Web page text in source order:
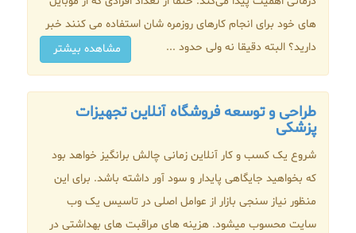
های خود برای انجام کارهای روزمره شان استفاده می کنند خبر
دارید؟ البته دقیقا نه ولی حدود ...
مشاهده بیشتر
طراحی و توسعه فروشگاه آنلاین تجهیزات
پزشکی
شروع یک کسب و کار آنلاین زمانی چالش برانگیز خواهد بود
که بخواهید جایگاهی پایدار و سود آور داشته باشد. برای این
منظور نیاز سنجی بازار از عوامل اصلی در تاسیس یک وب
سایت محسوب میشود. هزینه های مراقبت های بهداشتی در